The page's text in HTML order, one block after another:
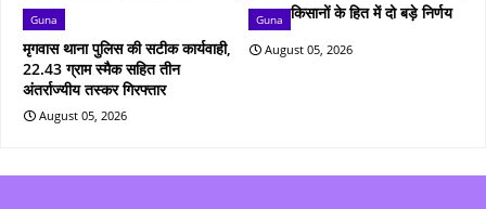
Guna
मृगवास थाना पुलिस की सटीक कार्यवाही,
22.43 ग्राम स्मैक सहित तीन
अंतर्राज्यीय तस्कर गिरफ्तार
August 05, 2026
Guna किसानों के हित में दो बड़े निर्णय
August 05, 2026